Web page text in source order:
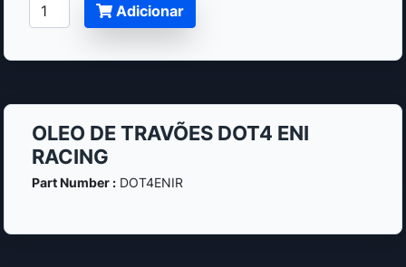
Adicionar
OLEO DE TRAVÕES DOT4 ENI
RACING
Part Number :DOT4ENIR